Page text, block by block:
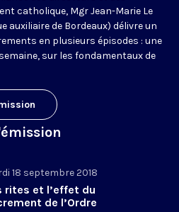
catholique, Mgr Jean-Marie Le
auxiliaire de Bordeaux) délivre un
en plusieurs épisodes : une
sur les fondamentaux de
18 septembre 2018
rites et l’effet du
de l’Ordre